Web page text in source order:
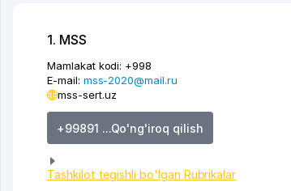
1. MSS
Mamlakat kodi: +998
E-mail: mss-2020@mail.ru
mss-sert.uz
+99891 ...Qo'ng'iroq qilish
Tashkilot tegishli bo'lgan Rubrikalar